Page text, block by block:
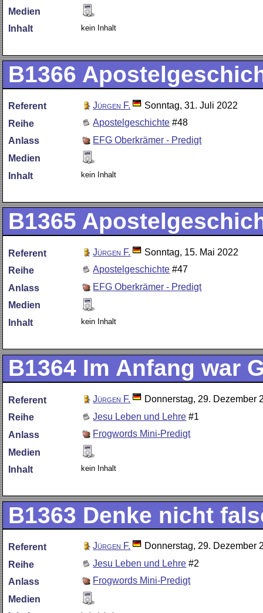
Medien
Inhalt
kein Inhalt
B1366
Referent Jürgen F.
Sonntag, 31. Juli 2022
Reihe
Apostelgeschichte #48
Anlass
EFG Oberkrämer - Predigt
Medien
Inhalt
kein Inhalt
B1365
Referent Jürgen F.
Sonntag, 15. Mai 2022
Reihe
Apostelgeschichte #47
Anlass
EFG Oberkrämer - Predigt
Medien
Inhalt
kein Inhalt
B1364 Im Anfang war
Referent Jürgen F.
Donnerstag, 29. Dezember
Reihe
Jesu Leben und Lehre #1
Anlass
Frogwords Mini-Predigt
Medien
Inhalt
kein Inhalt
B1363 Denke nicht
Referent Jürgen F.
Donnerstag, 29. Dezember
Reihe
Jesu Leben und Lehre #2
Anlass
Frogwords Mini-Predigt
Medien